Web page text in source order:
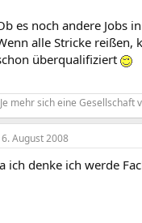
es noch andere Jobs
alle Stricke reißen,
überqualifiziert
mehr sich eine
August 2008
ich denke ich werde